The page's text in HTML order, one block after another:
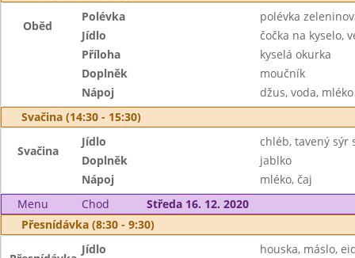
Oběd
Polévka
polévka
Jídlo
čočka na kyselo,
Příloha
kyselá okurka
Doplněk
moučník
Nápoj
džus, voda, mléko
Svačina (14:30 - 15:30)
Svačina
Jídlo
chléb, tavený sýr
Doplněk
jablko
Nápoj
mléko, čaj
Menu
Chod
Středa 16. 12. 2020
Přesnídávka (8:30 - 9:30)
Jídlo
houska, máslo,